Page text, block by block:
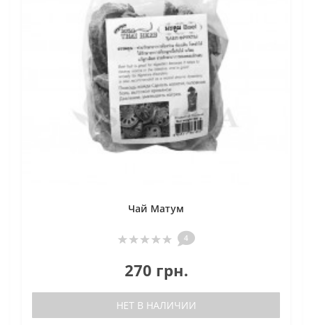
Чай Матум
4
270 грн.
НЕТ В НАЛИЧИИ